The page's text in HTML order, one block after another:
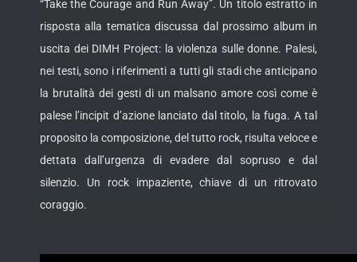
“Take the Courage and Run Away”. Un titolo estratto in
risposta alla tematica discussa dal prossimo album in
uscita dei DIMH Project: la violenza sulle donne. Palesi,
nei testi, sono i riferimenti a tutti gli stadi che anticipano
la brutalità dei gesti di un malsano amore così come è
palese l’incipit d’azione lanciato dal titolo, la fuga. A tal
proposito la composizione, del tutto rock, risulta veloce e
dettata dall’urgenza di evadere dal sopruso e dal
silenzio. Un rock impaziente, chiave di un ritrovato
coraggio.